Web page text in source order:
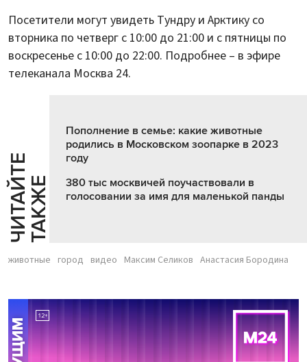
Посетители могут увидеть Тундру и Арктику со
вторника по четверг с 10:00 до 21:00 и с пятницы по
воскресенье с 10:00 до 22:00. Подробнее – в эфире
телеканала Москва 24.
Ч
И
Т
АЙ
Т
Е
Т
А
К
ЖЕ
Пополнение в семье: какие животные
родились в Московском зоопарке в 2023
году
380 тыс москвичей поучаствовали в
голосовании за имя для маленькой панды
животные город видео Максим Селиков Анастасия Бородина